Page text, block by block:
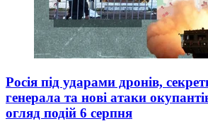
Росія під ударами дронів,
генерала та нові атаки
огляд подій 6 серпня